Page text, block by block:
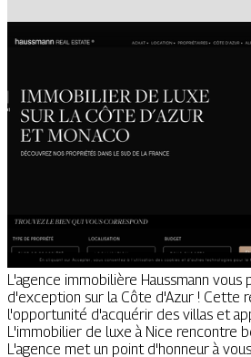
L'agence immobilière Haussmann vous
d'exception sur la Côte d'Azur ! Cette
l'opportunité d'acquérir des villas et
L'immobilier de luxe à Nice rencontre
L'agence met un point d'honneur à